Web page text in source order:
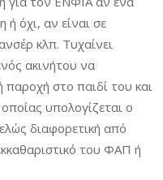
ή όχι, αν είναι σε
κλπ. Τυχαίνει
ακινήτου να
παροχή στο παιδί του και
υπολογίζεται ο
διαφορετική από
του ΦΑΠ ή